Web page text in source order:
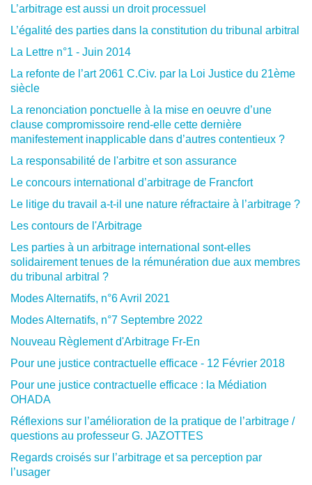
L’arbitrage est aussi un droit processuel
L’égalité des parties dans la constitution du tribunal arbitral
La Lettre n°1 - Juin 2014
La refonte de l’art 2061 C.Civ. par la Loi Justice du 21ème
siècle
La renonciation ponctuelle à la mise en oeuvre d’une
clause compromissoire rend-elle cette dernière
manifestement inapplicable dans d’autres contentieux ?
La responsabilité de l'arbitre et son assurance
Le concours international d’arbitrage de Francfort
Le litige du travail a-t-il une nature réfractaire à l’arbitrage ?
Les contours de l'Arbitrage
Les parties à un arbitrage international sont-elles
solidairement tenues de la rémunération due aux membres
du tribunal arbitral ?
Modes Alternatifs, n°6 Avril 2021
Modes Alternatifs, n°7 Septembre 2022
Nouveau Règlement d'Arbitrage Fr-En
Pour une justice contractuelle efficace - 12 Février 2018
Pour une justice contractuelle efficace : la Médiation
OHADA
Réflexions sur l’amélioration de la pratique de l’arbitrage /
questions au professeur G. JAZOTTES
Regards croisés sur l’arbitrage et sa perception par
l’usager